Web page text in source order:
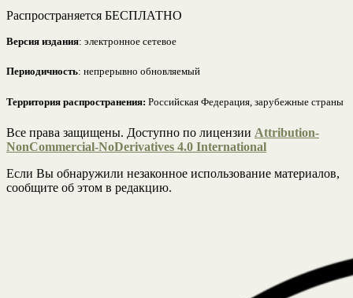
Распространяется БЕСПЛАТНО
Версия издания: электронное сетевое
Периодичность: непрерывно обновляемый
Территория распространения: Российская Федерация, зарубежные страны
Все права защищены. Доступно по лицензии Attribution-
NonCommercial-NoDerivatives 4.0 International
Если Вы обнаружили незаконное использование материалов,
сообщите об этом в редакцию.